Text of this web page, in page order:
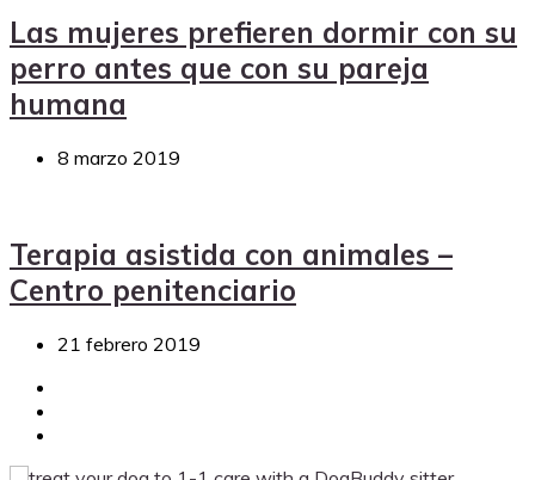
Las mujeres prefieren dormir con su
perro antes que con su pareja
humana
8 marzo 2019
Terapia asistida con animales –
Centro penitenciario
21 febrero 2019